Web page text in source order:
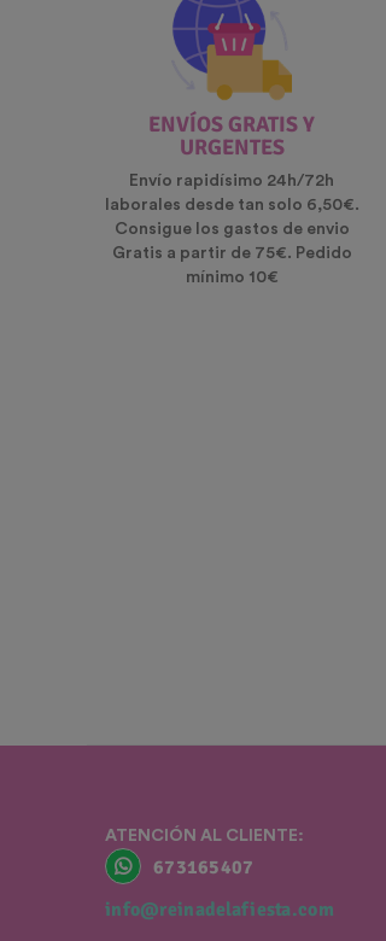
ENVÍOS GRATIS Y
URGENTES
Envío rapidísimo 24h/72h
laborales desde tan solo 6,50€.
Consigue los gastos de envio
Gratis a partir de 75€. Pedido
mínimo 10€
ATENCIÓN AL CLIENTE:
673165407
info@reinadelafiesta.com